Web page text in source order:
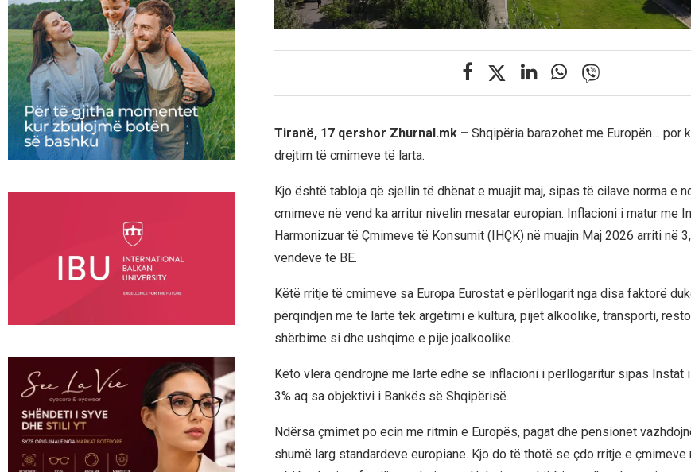
Tiranë, 17 qershor Zhurnal.mk – Shqipëria barazohet me Europën… por
drejtim të cmimeve të larta.
Kjo është tabloja që sjellin të dhënat e muajit maj, sipas të cilave norma e
cmimeve në vend ka arritur nivelin mesatar europian. Inflacioni i matur me
Harmonizuar të Çmimeve të Konsumit (IHÇK) në muajin Maj 2026 arriti në
vendeve të BE.
Këtë rritje të cmimeve sa Europa Eurostat e përllogarit nga disa faktorë
përqindjen më të lartë tek argëtimi e kultura, pijet alkoolike, transporti,
shërbime si dhe ushqime e pije joalkoolike.
Këto vlera qëndrojnë më lartë edhe se inflacioni i përllogaritur sipas Instat
3% aq sa objektivi i Bankës së Shqipërisë.
Ndërsa çmimet po ecin me ritmin e Europës, pagat dhe pensionet
shumë larg standardeve europiane. Kjo do të thotë se çdo rritje e çmimeve